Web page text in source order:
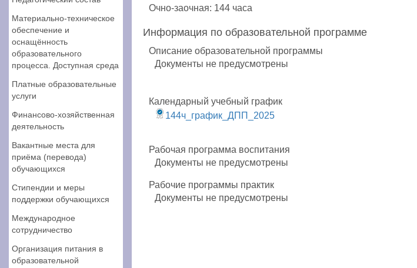
Материально-техническое
обеспечение и
оснащённость
образовательного
процесса. Доступная среда
Платные образовательные
услуги
Финансово-хозяйственная
деятельность
Вакантные места для
приёма (перевода)
обучающихся
Стипендии и меры
поддержки обучающихся
Международное
сотрудничество
Организация питания в
образовательной
Очно-заочная: 144 часа
Информация по образовательной программе
Описание образовательной программы
Документы не предусмотрены
Календарный учебный график
144ч_график_ДПП_2025
Рабочая программа воспитания
Документы не предусмотрены
Рабочие программы практик
Документы не предусмотрены